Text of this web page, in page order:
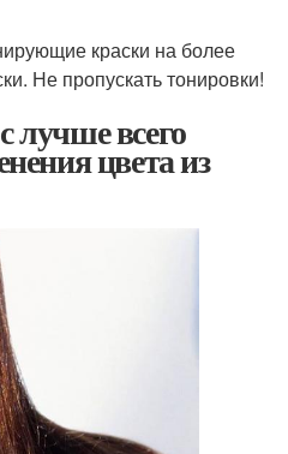
краски на более
Не пропускать тонировки!
лучше всего
цвета из